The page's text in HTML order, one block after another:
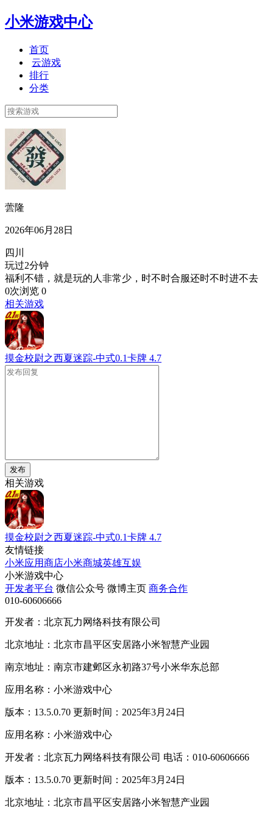
小米游戏中心
首页
云游戏
排行
分类
蕓隆
2026年06月28日
四川
玩过2分钟
福利不错，就是玩的人非常少，时不时合服还时不时进不去
0次浏览 0
相关游戏
摸金校尉之西夏迷踪-中式0.1卡牌 4.7
发布
相关游戏
摸金校尉之西夏迷踪-中式0.1卡牌 4.7
友情链接
小米应用商店小米商城英雄互娱
小米游戏中心
开发者平台 微信公众号 微博主页 商务合作
010-60606666
开发者：北京瓦力网络科技有限公司
北京地址：北京市昌平区安居路小米智慧产业园
南京地址：南京市建邺区永初路37号小米华东总部
应用名称：小米游戏中心
版本：13.5.0.70 更新时间：2025年3月24日
应用名称：小米游戏中心
开发者：北京瓦力网络科技有限公司 电话：010-60606666
版本：13.5.0.70 更新时间：2025年3月24日
北京地址：北京市昌平区安居路小米智慧产业园